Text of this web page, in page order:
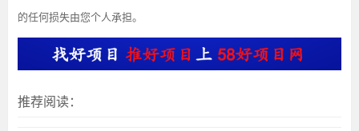
的任何损失由您个人承担。
推荐阅读：